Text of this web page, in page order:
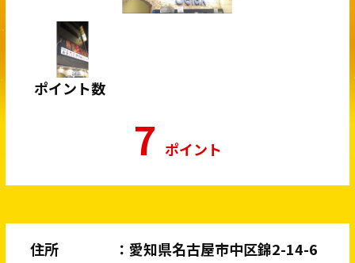
ポイント数
7 ポイント
住所
愛知県名古屋市中区錦2-14-6